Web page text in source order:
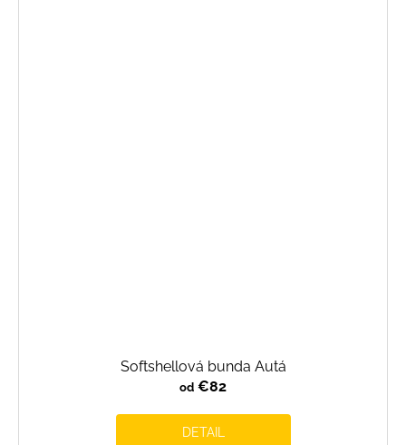
Softshellová bunda Autá
od €82
DETAIL